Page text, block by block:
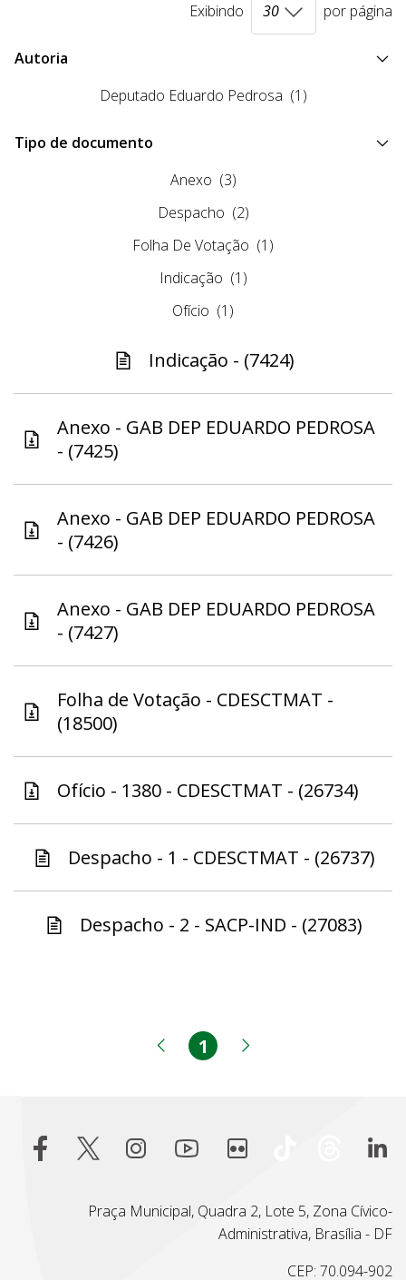
Exibindo por página
Autoria
Deputado Eduardo Pedrosa (1)
Tipo de documento
Anexo (3)
Despacho (2)
Folha De Votação (1)
Indicação (1)
Ofício (1)
Indicação - (7424)
Anexo - GAB DEP EDUARDO PEDROSA
- (7425)
Anexo - GAB DEP EDUARDO PEDROSA
- (7426)
Anexo - GAB DEP EDUARDO PEDROSA
- (7427)
Folha de Votação - CDESCTMAT -
(18500)
Ofício - 1380 - CDESCTMAT - (26734)
Despacho - 1 - CDESCTMAT - (26737)
Despacho - 2 - SACP-IND - (27083)
Página anterior
Página
1
Praça Municipal, Quadra 2, Lote 5, Zona Cívico-
Administrativa, Brasília - DF
CEP: 70.094-902